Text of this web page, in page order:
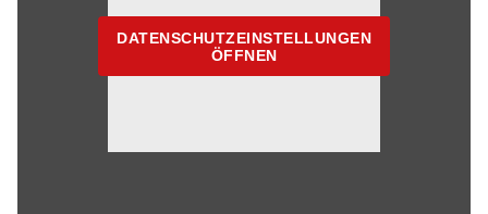
DATENSCHUTZEINSTELLUNGEN
ÖFFNEN